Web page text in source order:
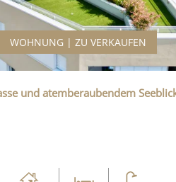
WOHNUNG | ZU VERKAUFEN
und atemberaubendem